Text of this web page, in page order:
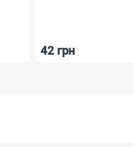
42 грн